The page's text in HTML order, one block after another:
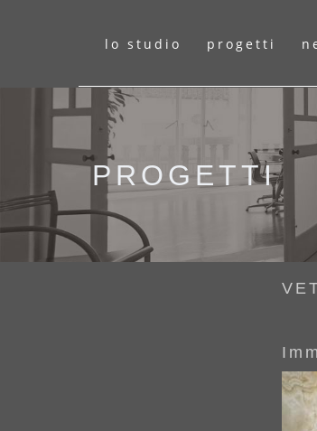
lo studio progetti
PROGETTI